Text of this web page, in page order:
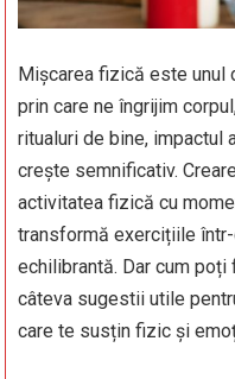
Mișcarea fizică este unul
prin care ne îngrijim
ritualuri de bine, impactul
crește semnificativ.
activitatea fizică cu
transformă exercițiile
echilibrantă. Dar cum
câteva sugestii utile
care te susțin fizic și